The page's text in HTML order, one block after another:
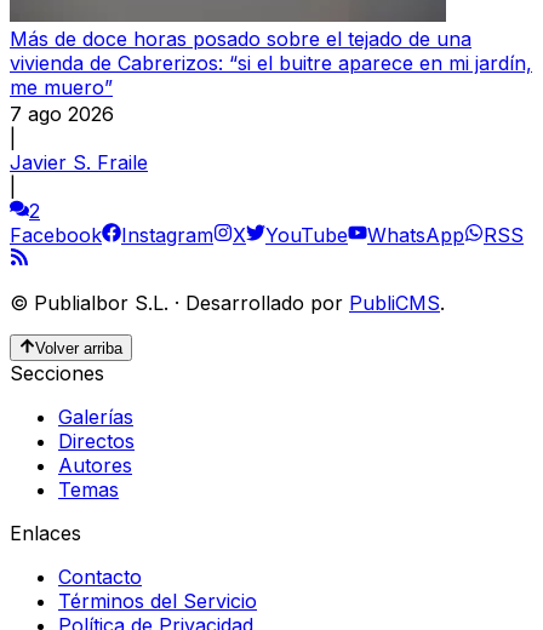
Más de doce horas posado sobre el tejado de una
vivienda de Cabrerizos: “si el buitre aparece en mi jardín,
me muero”
7 ago 2026
Javier S. Fraile
2
Facebook
Instagram X YouTube WhatsApp RSS
© Publialbor S.L. · Desarrollado por PubliCMS.
Volver arriba
Secciones
Galerías
Directos
Autores
Temas
Enlaces
Contacto
Términos del Servicio
Política de Privacidad